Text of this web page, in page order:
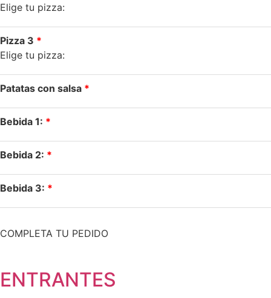
Elige tu pizza:
Pizza 3
Elige tu pizza:
Patatas con salsa
Bebida 1:
Bebida 2:
Bebida 3:
COMPLETA TU PEDIDO
ENTRANTES